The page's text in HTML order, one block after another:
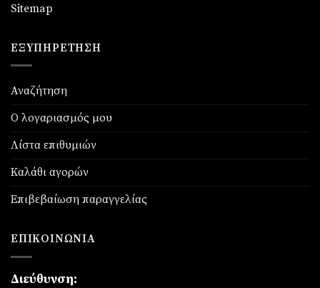
Sitemap
ΕΞΥΠΗΡΈΤΗΣΗ
Αναζήτηση
Ο λογαριασμός μου
Λίστα επιθυμιών
Καλάθι αγορών
Επιβεβαίωση παραγγελίας
ΕΠΙΚΟΙΝΩΝΊΑ
Διεύθυνση: